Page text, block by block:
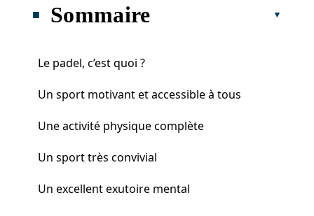
Sommaire
Le padel, c’est quoi ?
Un sport motivant et accessible à tous
Une activité physique complète
Un sport très convivial
Un excellent exutoire mental